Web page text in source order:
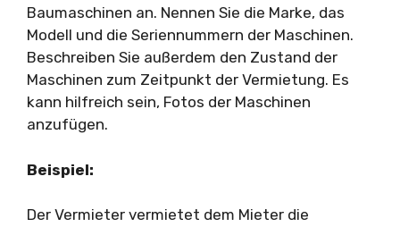
Baumaschinen an. Nennen Sie die Marke, das
Modell und die Seriennummern der Maschinen.
Beschreiben Sie außerdem den Zustand der
Maschinen zum Zeitpunkt der Vermietung. Es
kann hilfreich sein, Fotos der Maschinen
anzufügen.
Beispiel:
Der Vermieter vermietet dem Mieter die